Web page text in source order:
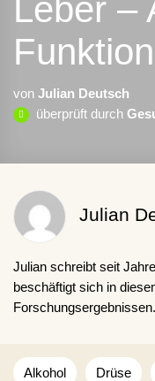
Leber –
Funktion
von Julian Deutsch
überprüft durch
Julian
Julian schreibt seit
beschäftigt sich in
aktuelle Trends
Alkohol Drüse